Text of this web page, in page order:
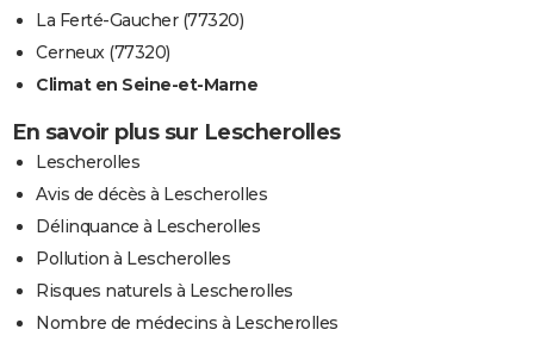
La Ferté-Gaucher (77320)
Cerneux (77320)
Climat en Seine-et-Marne
En savoir plus sur Lescherolles
Lescherolles
Avis de décès à Lescherolles
Délinquance à Lescherolles
Pollution à Lescherolles
Risques naturels à Lescherolles
Nombre de médecins à Lescherolles